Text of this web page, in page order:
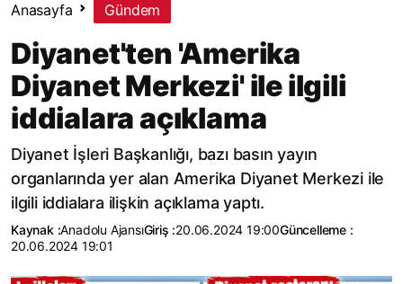
Anasayfa Gündem
Diyanet'ten 'Amerika
Diyanet Merkezi' ile ilgili
iddialara açıklama
Diyanet İşleri Başkanlığı, bazı basın yayın
organlarında yer alan Amerika Diyanet Merkezi ile
ilgili iddialara ilişkin açıklama yaptı.
Kaynak :Anadolu AjansıGiriş :20.06.2024 19:00Güncelleme :
20.06.2024 19:01